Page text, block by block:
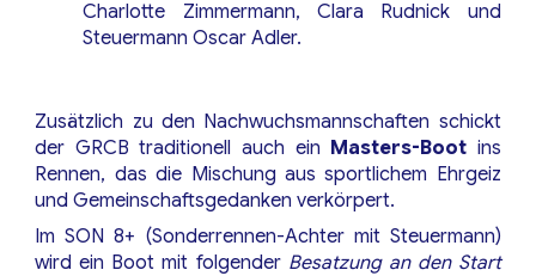
Charlotte Zimmermann, Clara Rudnick und
Steuermann Oscar Adler.
Zusätzlich zu den Nachwuchsmannschaften schickt
der GRCB traditionell auch ein Masters-Boot ins
Rennen, das die Mischung aus sportlichem Ehrgeiz
und Gemeinschaftsgedanken verkörpert.
Im SON 8+ (Sonderrennen-Achter mit Steuermann)
wird ein Boot mit folgender Besatzung an den Start